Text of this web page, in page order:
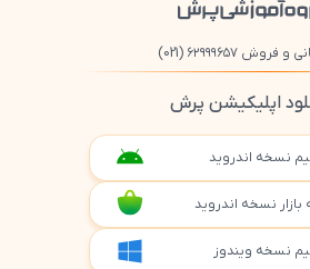
فروش ۶۲۹۹۹۶۵۷ (021)
اپلیکیشن پرش
نسخه اندروید
بازار نسخه اندروید
نسخه ویندوز